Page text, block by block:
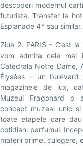
descoperi modernul
futurista. Transfer la
Esplanade 4* sau similar.
Ziua 2. PARIS – C’est
vom admira cele mai
Catedrala Notre Dame,
Élysées – un bulevard
magazinele de lux,
Muzeul Fragonard o
concept muzeal unic
toate etapele care
cotidian: parfumul.
materii prime, culegere,